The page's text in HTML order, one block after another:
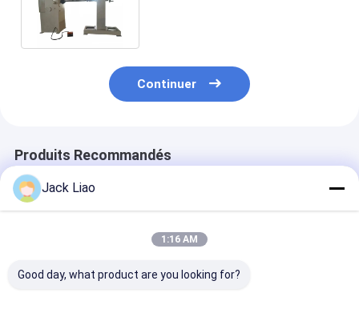
Continuer
Produits Recommandés
Jack Liao
1:16 AM
Good day, what product are you looking for?